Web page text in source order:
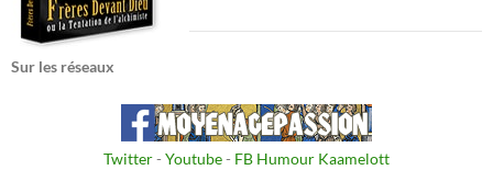
Sur les réseaux
Twitter- Youtube- FB Humour Kaamelott